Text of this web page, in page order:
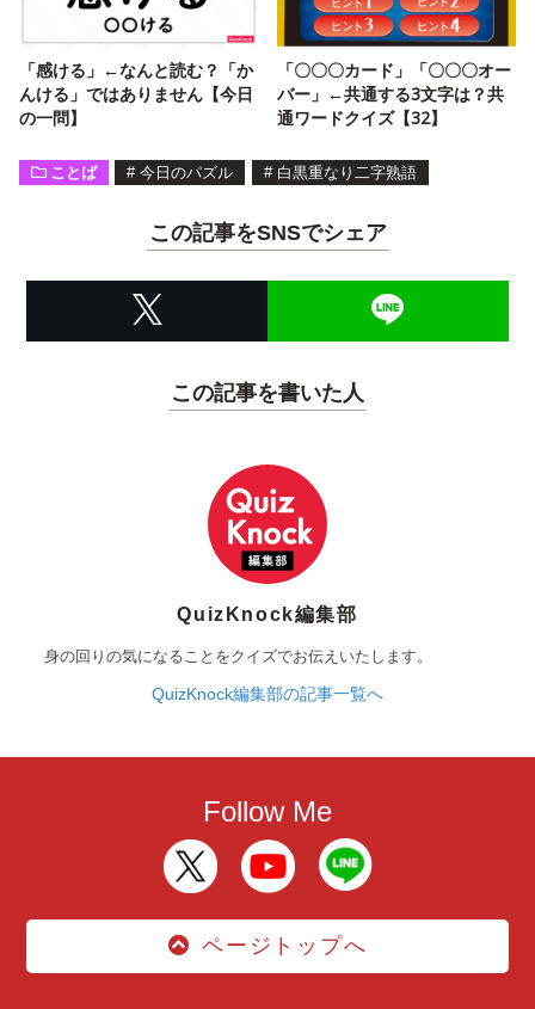
「感ける」←なんと読む？「か
んける」ではありません【今日
の一問】
「〇〇〇カード」「〇〇〇オー
バー」←共通する3文字は？共
通ワードクイズ【32】
ことば # 今日のパズル # 白黒重なり二字熟語
この記事をSNSでシェア
この記事を書いた人
QuizKnock編集部
身の回りの気になることをクイズでお伝えいたします。
QuizKnock編集部の記事一覧へ
Follow Me
ページトップへ